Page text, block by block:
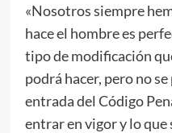
«Nosotros siempre
hace el hombre es
tipo de modificación
podrá hacer, pero no
entrada del Código
entrar en vigor y lo que